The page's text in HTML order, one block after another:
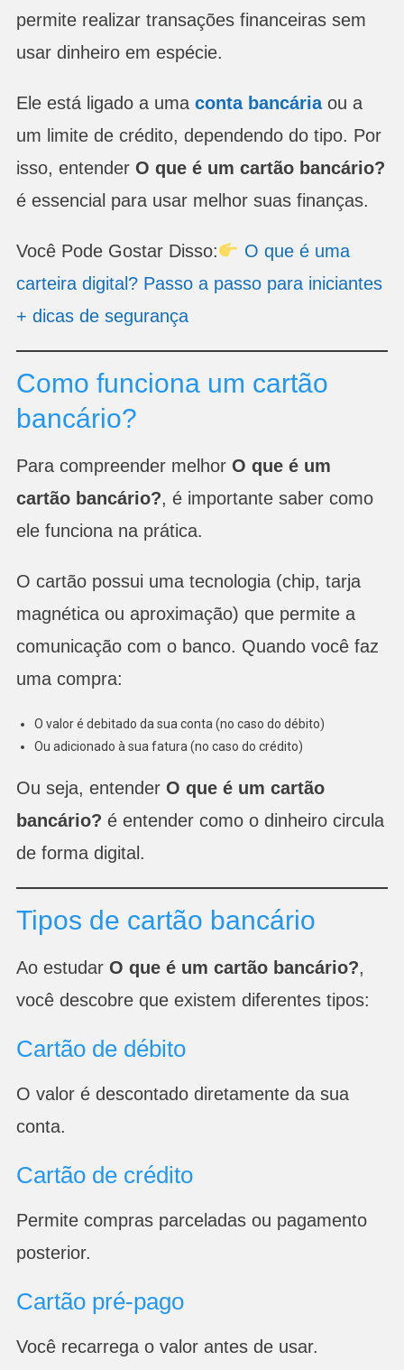
permite realizar transações financeiras sem
usar dinheiro em espécie.
Ele está ligado a uma conta bancária ou a
um limite de crédito, dependendo do tipo. Por
isso, entender O que é um cartão bancário?
é essencial para usar melhor suas finanças.
Você Pode Gostar Disso:
O que é uma
carteira digital? Passo a passo para iniciantes
+ dicas de segurança
Como funciona um cartão
bancário?
Para compreender melhor O que é um
cartão bancário?, é importante saber como
ele funciona na prática.
O cartão possui uma tecnologia (chip, tarja
magnética ou aproximação) que permite a
comunicação com o banco. Quando você faz
uma compra:
O valor é debitado da sua conta (no caso do débito)
Ou adicionado à sua fatura (no caso do crédito)
Ou seja, entender O que é um cartão
bancário? é entender como o dinheiro circula
de forma digital.
Tipos de cartão bancário
Ao estudar O que é um cartão bancário?,
você descobre que existem diferentes tipos:
Cartão de débito
O valor é descontado diretamente da sua
conta.
Cartão de crédito
Permite compras parceladas ou pagamento
posterior.
Cartão pré-pago
Você recarrega o valor antes de usar.